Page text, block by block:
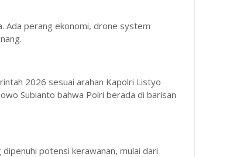
Ada perang ekonomi, drone system
2026 sesuai arahan Kapolri Listyo
Subianto bahwa Polri berada di barisan
potensi kerawanan, mulai dari